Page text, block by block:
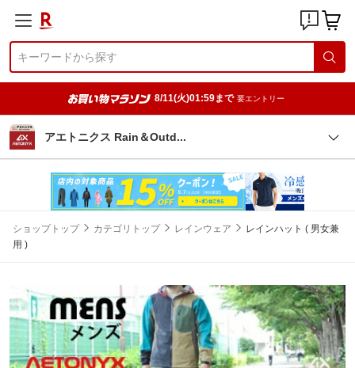
8/11(火)01:59まで 要エントリー
アエトニクス Rain＆Outd
ショップトップ カテゴリトップ レインウェア
レインハット ( 男女兼
用 )